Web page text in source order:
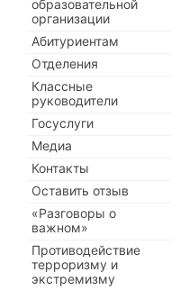
образовательной
организации
Абитуриентам
Отделения
Классные
руководители
Госуслуги
Медиа
Контакты
Оставить отзыв
«Разговоры о
важном»
Противодействие
терроризму и
экстремизму